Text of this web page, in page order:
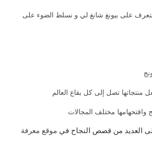
على بيونغ شانغ لي و نسلط الضوء على
تصل إلى كل بقاع العالم
مختلف المجالات
العديد من قصص النجاح في موقع معرفة